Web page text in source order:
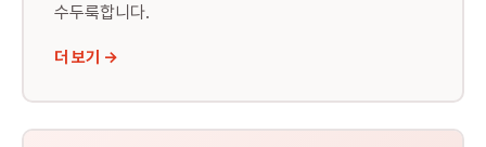
수두룩합니다.
더 보기 →